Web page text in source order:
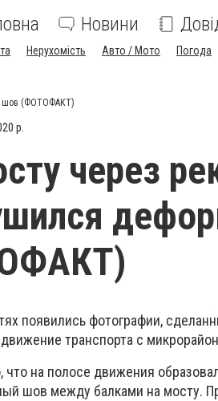
Новини
Нерухомість Авто / Мото Погода
шов (ФОТОФАКТ)
р.
через
появились фотографии,
транспорта с
что на полосе движения
шов между балками на мосту.